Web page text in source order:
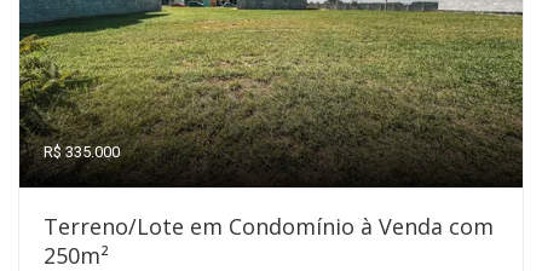
R$ 335.000
Terreno/Lote em Condomínio à Venda com
250m²